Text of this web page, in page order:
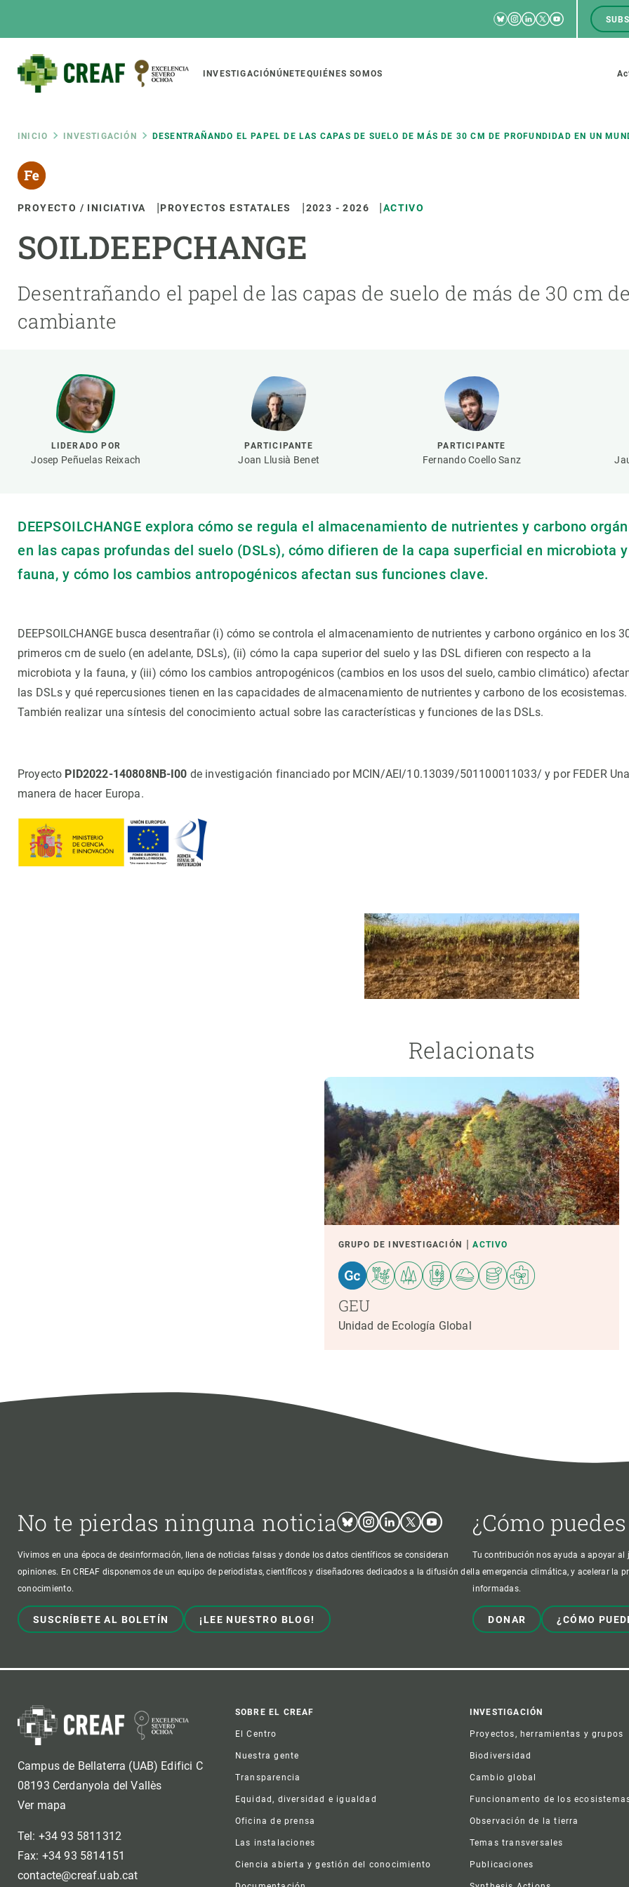
RRSS
Bluesky
Instagram
Linkedin
TwitterYoutube
Main
navigation
INVESTIGACIÓN ÚNETEQUIÉNES SOMOS
Ruta
de
navegación
INICIO INVESTIGACIÓN DESENTRAÑANDO EL PAPEL DE LAS CAPAS DE SUELO DE MÁS DE 30 CM DE PROFUNDIDAD EN UN
PROYECTO / INICIATIVA PROYECTOS ESTATALES 2023 -2026 ACTIVO
SOILDEEPCHANGE
Desentrañando el papel de las capas de suelo de más de 30 cm
cambiante
LIDERADO POR
Josep Peñuelas Reixach
PARTICIPANTE
Joan Llusià Benet
PARTICIPANTE
Fernando Coello Sanz
DEEPSOILCHANGE explora cómo se regula el almacenamiento de nutrientes y carbono
en las capas profundas del suelo (DSLs), cómo difieren de la capa superficial en microbiota y
fauna, y cómo los cambios antropogénicos afectan sus funciones clave.
DEEPSOILCHANGE busca desentrañar (i) cómo se controla el almacenamiento de nutrientes y carbono orgánico en los
primeros cm de suelo (en adelante, DSLs), (ii) cómo la capa superior del suelo y las DSL difieren con respecto a la
microbiota y la fauna, y (iii) cómo los cambios antropogénicos (cambios en los usos del suelo, cambio climático)
las DSLs y qué repercusiones tienen en las capacidades de almacenamiento de nutrientes y carbono de los ecosistemas.
También realizar una síntesis del conocimiento actual sobre las características y funciones de las DSLs.
Proyecto PID2022-140808NB-I00 de investigación financiado por MCIN/AEI/10.13039/501100011033/ y por FEDER Una
manera de hacer Europa.
Relacionats
GRUPO DE INVESTIGACIÓN ACTIVO
GEU
Unidad de Ecología Global
No te pierdas ninguna noticiaBlueskyInstagram
LinkedinTwitterYoutube
Vivimos en una época de desinformación, llena de noticias falsas y donde los datos científicos se consideran
opiniones. En CREAF disponemos de un equipo de periodistas, científicos y diseñadores dedicados a la difusión del
conocimiento.
SUSCRÍBETE AL BOLETÍN ¡LEE NUESTRO BLOG!
¿Cómo
Tu contribución nos ayuda a apoyar
la emergencia climática, y acelerar la
informadas.
DONAR ¿CÓMO
Campus de Bellaterra (UAB) Edifici C
08193 Cerdanyola del Vallès
Ver mapa
Tel: +34 93 5811312
Fax: +34 93 5814151
contacte@creaf.uab.cat
Footer
SOBRE EL CREAF
El Centro
Nuestra gente
Transparencia
Equidad, diversidad e igualdad
Oficina de prensa
Las instalaciones
Ciencia abierta y gestión del conocimiento
INVESTIGACIÓN
Proyectos, herramientas y grupos
Biodiversidad
Cambio global
Funcionamento de los
Observación de la tierra
Temas transversales
Publicaciones
Featured
responsive
Responsive
menu
SOBRE NOSOTROS
Organización institucional
Nuestra gente
Marca y logotipos
Oficina de prensa
Ciencia abierta y gestión del conocimiento
Documentación
INVESTIGACIÓN
Biodiversidad
Funcionamento de ecosistemas
Synthesis Actions
Política y gestión Pide tu
Un lugar
Te
NOTICIAS Y AGENDA
Actualidad
Noticias
Biodiversidad
Observación de la Tierra